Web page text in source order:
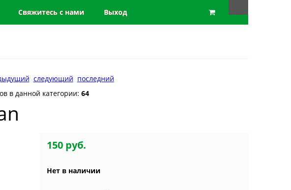
Свяжитесь с нами Выход
следующий последний
в данной категории: 64
150 руб.
Нет в наличии